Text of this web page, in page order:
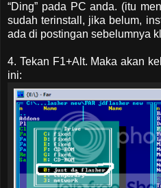
“Ding” pada PC anda. (itu
sudah terinstall, jika belum,
ada di postingan sebelumnya
4. Tekan F1+Alt. Maka akan
ini: